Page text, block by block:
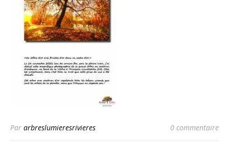
Par arbreslumieresrivieres 0 commentaire